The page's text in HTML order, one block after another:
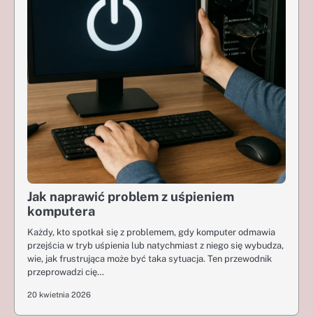
Jak naprawić problem z uśpieniem
komputera
Każdy, kto spotkał się z problemem, gdy komputer odmawia
przejścia w tryb uśpienia lub natychmiast z niego się wybudza,
wie, jak frustrująca może być taka sytuacja. Ten przewodnik
przeprowadzi cię…
20 kwietnia 2026